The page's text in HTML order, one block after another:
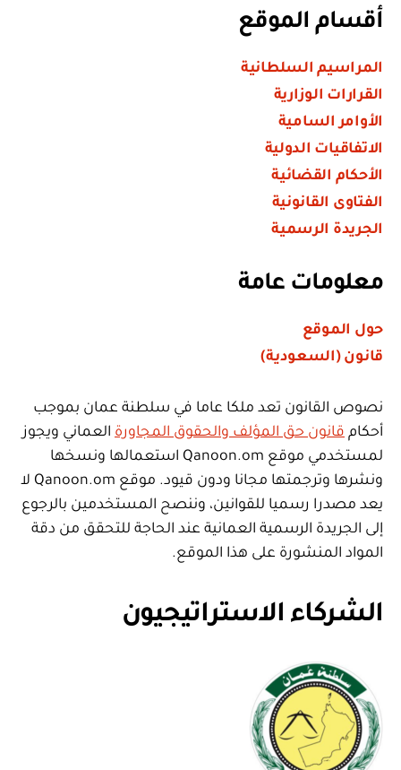
أقسام الموقع
المراسيم السلطانية
القرارات الوزارية
الأوامر السامية
الاتفاقيات الدولية
الأحكام القضائية
الفتاوى القانونية
الجريدة الرسمية
معلومات عامة
حول الموقع
قانون (السعودية)
نصوص القانون تعد ملكا عاما في سلطنة عمان بموجب
أحكام قانون حق المؤلف والحقوق المجاورة العماني ويجوز
لمستخدمي موقع Qanoon.om استعمالها ونسخها
ونشرها وترجمتها مجانا ودون قيود. موقع Qanoon.om لا
يعد مصدرا رسميا للقوانين، وننصح المستخدمين بالرجوع
إلى الجريدة الرسمية العمانية عند الحاجة للتحقق من دقة
المواد المنشورة على هذا الموقع.
الشركاء الاستراتيجيون